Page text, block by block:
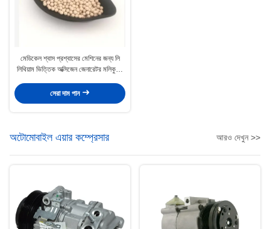
মেডিকেল শ্বাস প্রশ্বাসের মেশিনের জন্য লি
লিথিয়াম ভিত্তিক অক্সিজেন জেনারেটর মলিকুলার
সেরা দাম পান
অটোমোবাইল এয়ার কম্প্রেসার আরও দেখুন >>